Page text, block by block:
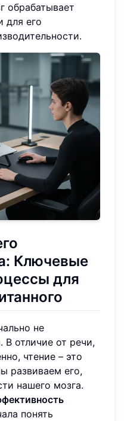
обрабатывает
для его
Ключевые
для
не
В отличие от речи,
чтение – это
развиваем его,
нашего мозга.
понять